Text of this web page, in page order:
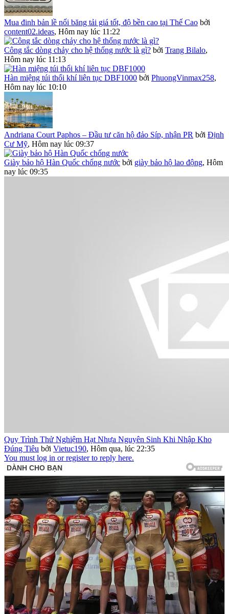
Mua đinh bản lề nối băng tải giá tốt, độ bền cao tại Thế Cao bởi
content02.ideas, Hôm nay lúc 11:22
Công tắc dòng chảy cho hệ thống nước là gì? bởi Trang Bilalo,
Hôm nay lúc 11:13
Hàn miệng túi thổi khí liên tục DBF1000 bởi PhuongVinmax258,
Hôm nay lúc 10:10
Andriana Court Paphos – Đầu tư căn hộ đảo Síp, nhận PR bởi Định
Cư Mỹ, Hôm nay lúc 09:37
Giày bảo hộ Hàn Quốc chống nước bởi giày bảo hộ lao động, Hôm
nay lúc 09:35
Quy Trình Thử Nghiệm Hạt Nhựa Nguyên Sinh Khi Nhập Kho
Đúng Tiêu bởi Vietuc190, Hôm qua, lúc 22:35
You must log in or register to reply here.